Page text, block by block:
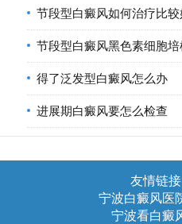
节段型白癜风如何治疗比
节段型白癜风黑色素细胞
得了泛发型白癜风怎么办
进展期白癜风要怎么检查
友情链接
宁波白癜风医
宁波看白癜